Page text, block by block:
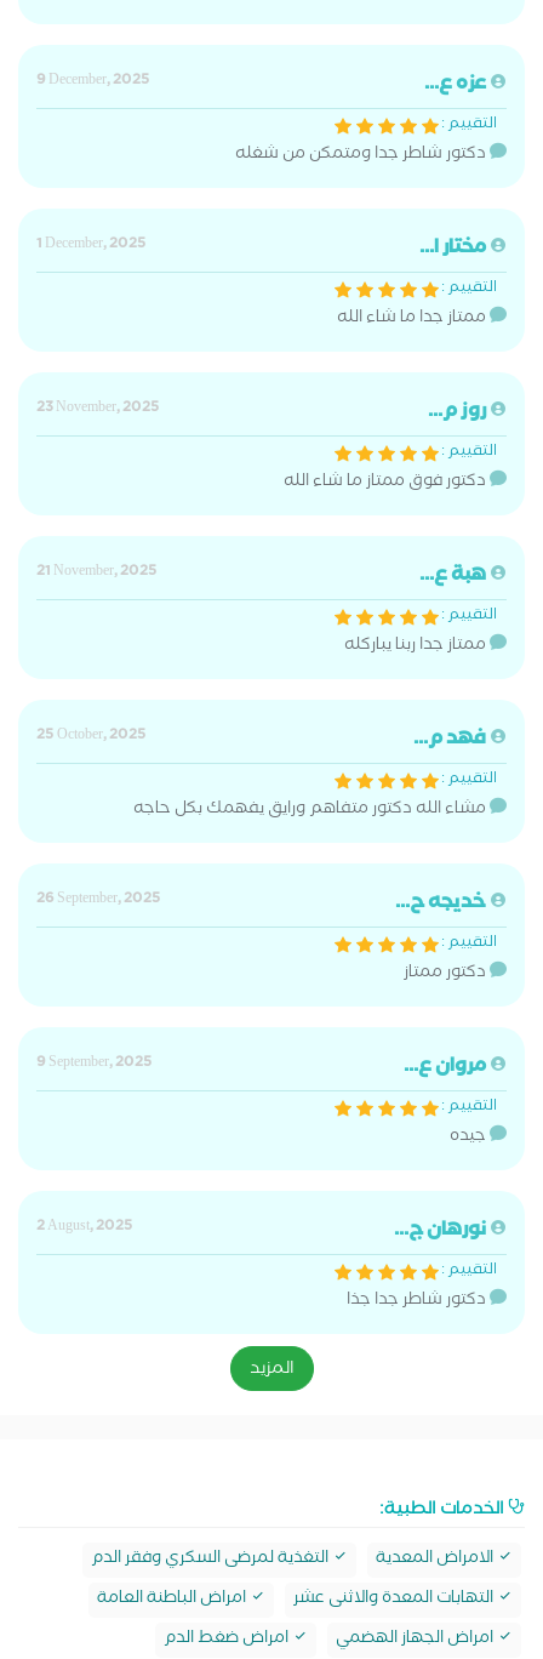
عزه ع...
9 December, 2025
التقييم :
دكتور شاطر جدا ومتمكن من شغله
مختار ا...
1 December, 2025
التقييم :
ممتاز جدا ما شاء الله
روز م...
23 November, 2025
التقييم :
دكتور فوق ممتاز ما شاء الله
هبة ع...
21 November, 2025
التقييم :
ممتاز جدا ربنا يباركله
فهد م...
25 October, 2025
التقييم :
مشاء الله دكتور متفاهم ورايق يفهمك بكل حاجه
خديجه ح...
26 September, 2025
التقييم :
دكتور ممتاز
مروان ع...
9 September, 2025
التقييم :
جيده
نورهان ج...
2 August, 2025
التقييم :
دكتور شاطر جدا جذا
المزيد
الخدمات الطبية:
الامراض المعدية
التغذية لمرضى السكري وفقر الدم
التهابات المعدة والاثنى عشر
امراض الباطنة العامة
امراض الجهاز الهضمي
امراض ضغط الدم